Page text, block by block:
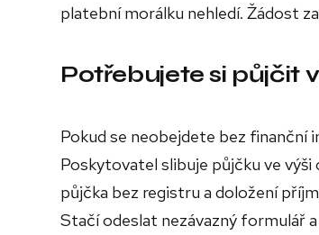
platební morálku nehledí. Žádost
Potřebujete si půjčit
Pokud se neobejdete bez finanční
Poskytovatel slibuje půjčku ve
půjčka bez registru a doložení
Stačí odeslat nezávazný formulář